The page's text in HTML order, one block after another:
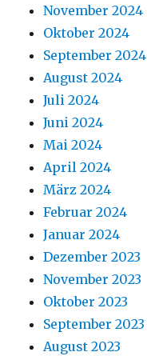
November 2024
Oktober 2024
September 2024
August 2024
Juli 2024
Juni 2024
Mai 2024
April 2024
März 2024
Februar 2024
Januar 2024
Dezember 2023
November 2023
Oktober 2023
September 2023
August 2023